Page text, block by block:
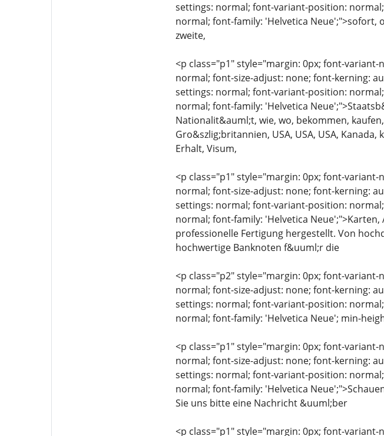
settings: normal; font-variant-position:
normal; font-family: 'Helvetica Neue';">sofort,
zweite,
<p class="p1" style="margin: 0px; font-
normal; font-size-adjust: none; font-kerning:
settings: normal; font-variant-position:
normal; font-family: 'Helvetica
Nationalit&auml;t, wie, wo, bekommen,
Gro&szlig;britannien, USA, USA, USA,
Erhalt, Visum,
<p class="p1" style="margin: 0px; font-
normal; font-size-adjust: none; font-kerning:
settings: normal; font-variant-position:
normal; font-family: 'Helvetica
professionelle Fertigung hergestellt. Von
hochwertige Banknoten f&uuml;r die
<p class="p2" style="margin: 0px; font-
normal; font-size-adjust: none; font-kerning:
settings: normal; font-variant-position:
normal; font-family: 'Helvetica Neue'; min-
<p class="p1" style="margin: 0px; font-
normal; font-size-adjust: none; font-kerning:
settings: normal; font-variant-position:
normal; font-family: 'Helvetica
Sie uns bitte eine Nachricht &uuml;ber
<p class="p1" style="margin: 0px; font-